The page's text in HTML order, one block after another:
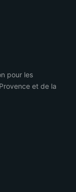
pour les
et de la